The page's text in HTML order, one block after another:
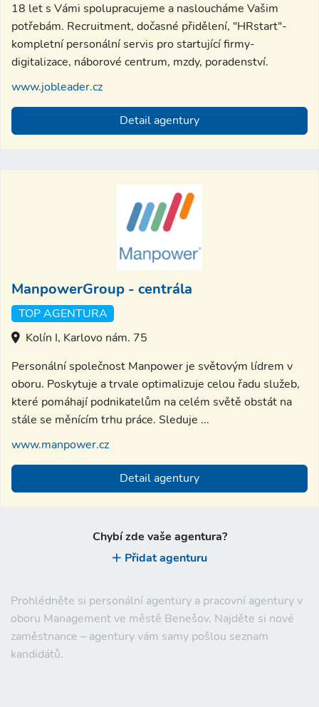
Prohlédněte si personální agentury a pracovní agentury v
oboru Management ve městě Benešov. Najděte si nové
zaměstnance – agentury vám samy pošlou seznam
kandidátů.
18 let s Vámi spolupracujeme a nasloucháme Vašim
potřebám. Recruitment, dočasné přidělení, "HRstart"-
kompletní personální servis pro startující firmy-
digitalizace, náborové centrum, mzdy, poradenství.
www.jobleader.cz
Detail agentury
ManpowerGroup - centrála
TOP AGENTURA
Kolín I, Karlovo nám. 75
Personální společnost Manpower je světovým lídrem v
oboru. Poskytuje a trvale optimalizuje celou řadu služeb,
které pomáhají podnikatelům na celém světě obstát na
stále se měnícím trhu práce. Sleduje ...
www.manpower.cz
Detail agentury
Chybí zde vaše agentura?
Přidat agenturu